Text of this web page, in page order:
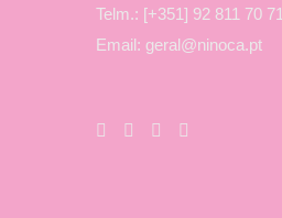
Telm.: [+351] 92 811 70 71
Email: geral@ninoca.pt